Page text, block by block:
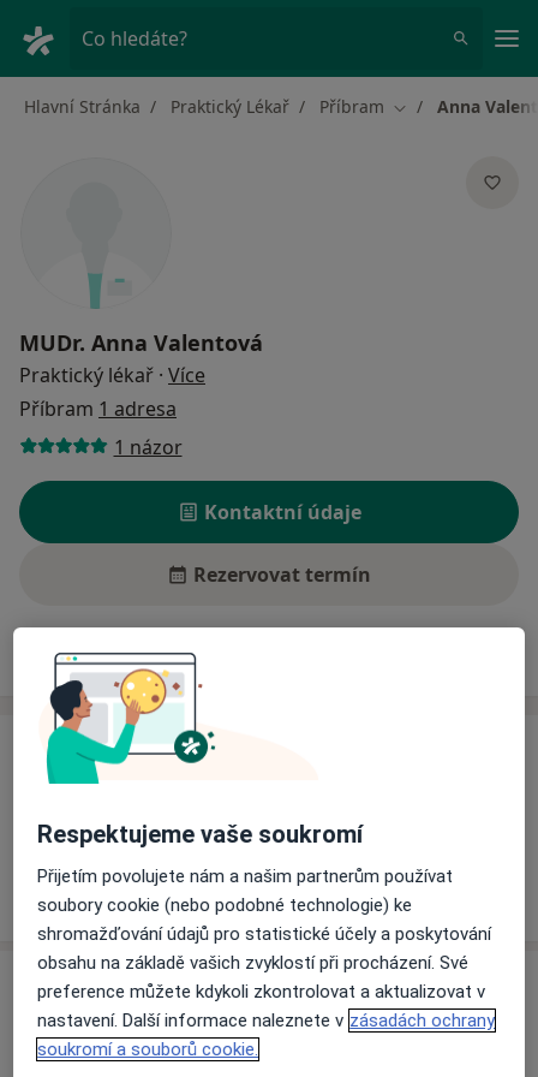
Co hledáte?
Hlavní Stránka Praktický Lékař Příbram Změna města
Anna
MUDr. Anna Valentová
Praktický lékař · Více
Příbram 1 adresa
1 názor
Kontaktní údaje
Rezervovat termín
Ceník Adresy
Ceník
Tento specialista ještě nepřidával žádné informace o
Adresa
Praktický lékař pro dospělé
Respektujeme vaše soukromí
Přijetím povolujete nám a našim partnerům používat
soubory cookie (nebo podobné technologie) ke
shromažďování údajů pro statistické účely a poskytování
obsahu na základě vašich zvyklostí při procházení. Své
preference můžete kdykoli zkontrolovat a aktualizovat v
nastavení. Další informace naleznete v zásadách ochrany
soukromí a souborů cookie.